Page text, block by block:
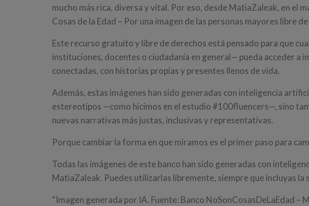
mucho más rica, diversa y vital. Por eso, desde MatiaZaleak, en el
Cosas de la Edad – Por una imagen de las personas mayores libre
Este recurso gratuito y libre de derechos está pensado para que
instituciones, docentes o ciudadanía en general— pueda acceder a
conectadas, con historias propias y presentes llenos de vida.
Además, estas imágenes han sido generadas con inteligencia
estereotipos —como hicimos en el estudio #100fluencers—, sino
nuevas narrativas más justas, inclusivas y representativas.
Porque cambiar la forma en que miramos es el primer paso para
Todas las imágenes de este banco han sido generadas con
MatiaZaleak. Puedes utilizarlas libremente, siempre que incluyas la
“Imagen generada por IA. Fuente: Banco NoSonCosasDeLaEdad –